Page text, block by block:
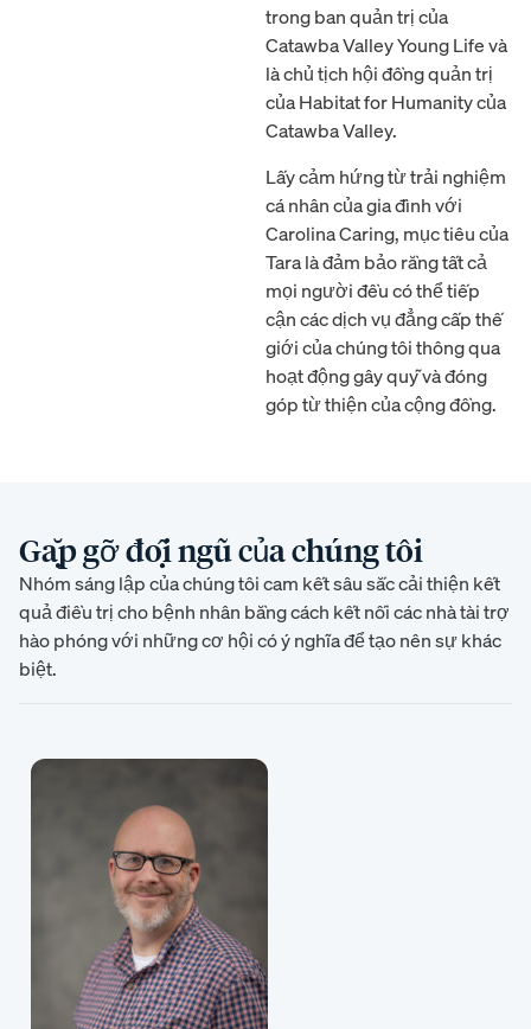
trong ban quản trị của
Catawba Valley Young Life và
là chủ tịch hội đồng quản trị
của Habitat for Humanity của
Catawba Valley.
Lấy cảm hứng từ trải nghiệm
cá nhân của gia đình với
Carolina Caring, mục tiêu của
Tara là đảm bảo rằng tất cả
mọi người đều có thể tiếp
cận các dịch vụ đẳng cấp thế
giới của chúng tôi thông qua
hoạt động gây quỹ và đóng
góp từ thiện của cộng đồng.
Gặp gỡ đội ngũ của chúng tôi
Nhóm sáng lập của chúng tôi cam kết sâu sắc cải thiện kết
quả điều trị cho bệnh nhân bằng cách kết nối các nhà tài trợ
hào phóng với những cơ hội có ý nghĩa để tạo nên sự khác
biệt.